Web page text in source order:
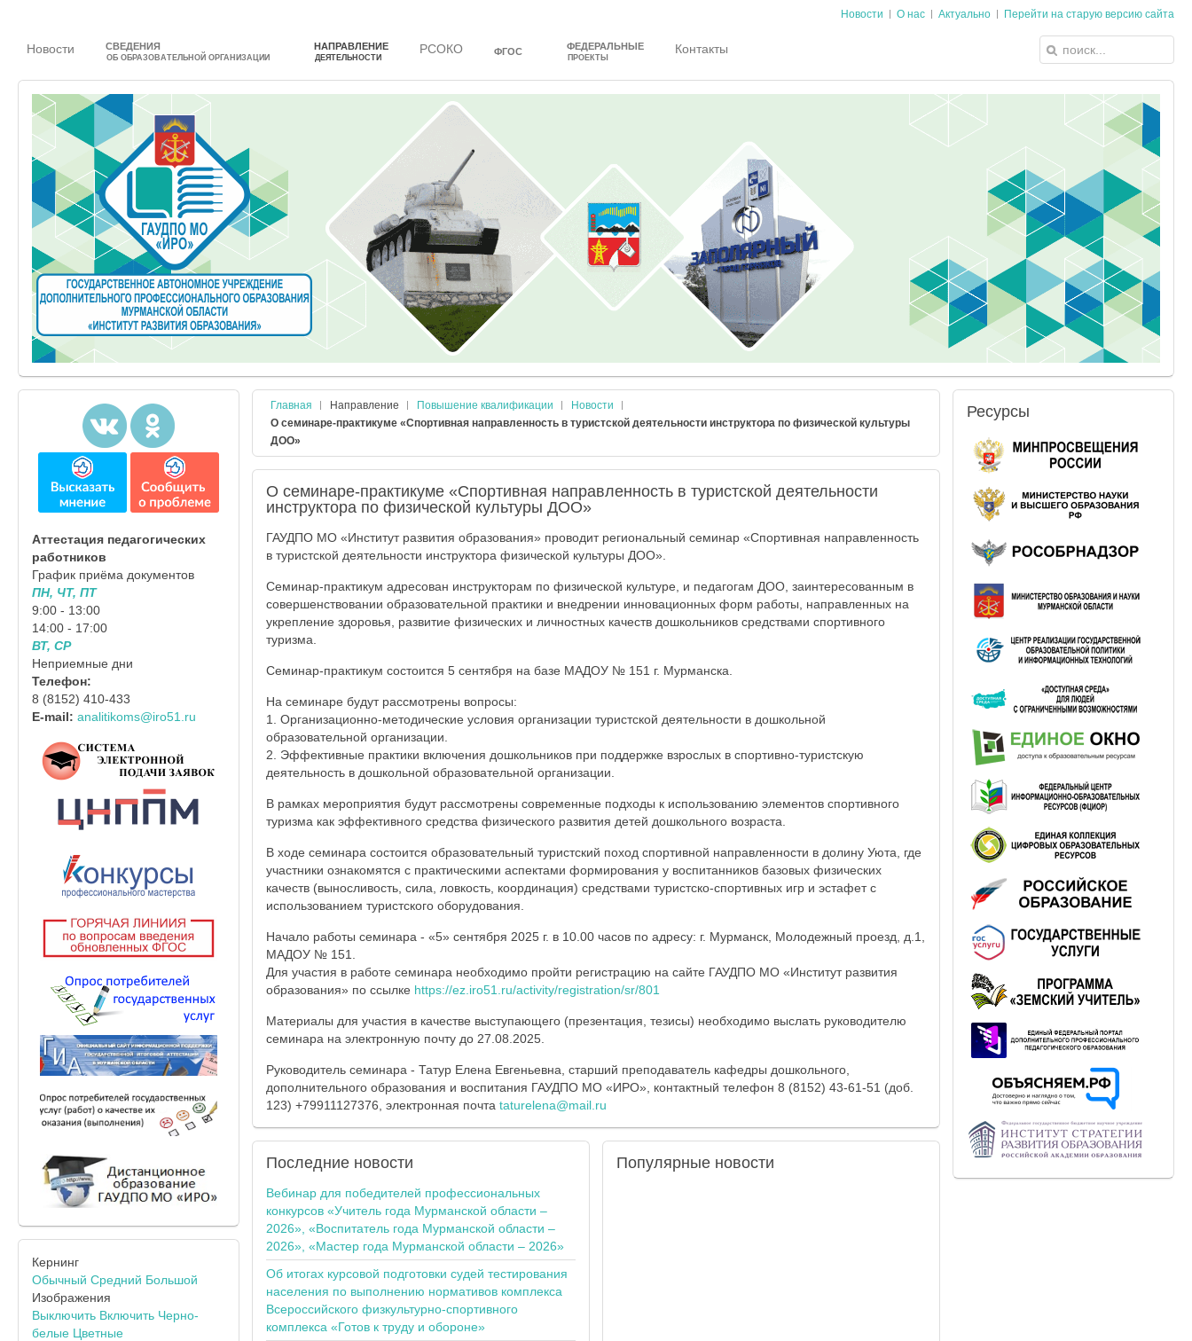
Новости О нас Актуально Перейти на старую версию сайта
Новости СВЕДЕНИЯ
ОБ ОБРАЗОВАТЕЛЬНОЙ ОРГАНИЗАЦИИ
НАПРАВЛЕНИЕ
ДЕЯТЕЛЬНОСТИ
РСОКО ФГОС ФЕДЕРАЛЬНЫЕ
ПРОЕКТЫ
Контакты
Главная Направление Повышение квалификации
Новости
О семинаре-практикуме «Спортивная направленность в туристской деятельности инструктора по физической культуры
ДОО»
О семинаре-практикуме «Спортивная направленность в туристской деятельности
инструктора по физической культуры ДОО»
ГАУДПО МО «Институт развития образования» проводит региональный семинар «Спортивная направленность
в туристской деятельности инструктора физической культуры ДОО».
Семинар-практикум адресован инструкторам по физической культуре, и педагогам ДОО, заинтересованным в
совершенствовании образовательной практики и внедрении инновационных форм работы, направленных на
укрепление здоровья, развитие физических и личностных качеств дошкольников средствами спортивного
туризма.
Семинар-практикум состоится 5 сентября на базе МАДОУ № 151 г. Мурманска.
На семинаре будут рассмотрены вопросы:
1. Организационно-методические условия организации туристской деятельности в дошкольной
образовательной организации.
2. Эффективные практики включения дошкольников при поддержке взрослых в спортивно-туристскую
деятельность в дошкольной образовательной организации.
В рамках мероприятия будут рассмотрены современные подходы к использованию элементов спортивного
туризма как эффективного средства физического развития детей дошкольного возраста.
В ходе семинара состоится образовательный туристский поход спортивной направленности в долину Уюта, где
участники ознакомятся с практическими аспектами формирования у воспитанников базовых физических
качеств (выносливость, сила, ловкость, координация) средствами туристско-спортивных игр и эстафет с
использованием туристского оборудования.
Начало работы семинара - «5» сентября 2025 г. в 10.00 часов по адресу: г. Мурманск, Молодежный проезд, д.1,
МАДОУ № 151.
Для участия в работе семинара необходимо пройти регистрацию на сайте ГАУДПО МО «Институт развития
образования» по ссылке https://ez.iro51.ru/activity/registration/sr/801
Материалы для участия в качестве выступающего (презентация, тезисы) необходимо выслать руководителю
семинара на электронную почту до 27.08.2025.
Руководитель семинара - Татур Елена Евгеньевна, старший преподаватель кафедры дошкольного,
дополнительного образования и воспитания ГАУДПО МО «ИРО», контактный телефон 8 (8152) 43-61-51 (доб.
123) +79911127376, электронная почта taturelena@mail.ru
Последниеновости
Вебинар для победителей профессиональных
конкурсов «Учитель года Мурманской области –
2026», «Воспитатель года Мурманской области –
2026», «Мастер года Мурманской области – 2026»
Об итогах курсовой подготовки судей тестирования
населения по выполнению нормативов комплекса
Всероссийского физкультурно-спортивного
комплекса «Готов к труду и обороне»
Популярныеновости
Аттестация педагогических
работников
График приёма документов
ПН, ЧТ, ПТ
9:00 - 13:00
14:00 - 17:00
ВТ, СР
Неприемные дни
Телефон:
8 (8152) 410-433
E-mail: analitikoms@iro51.ru
Кернинг
Обычный Средний Большой
Изображения
Выключить Включить Черно-
белые Цветные
Ресурсы